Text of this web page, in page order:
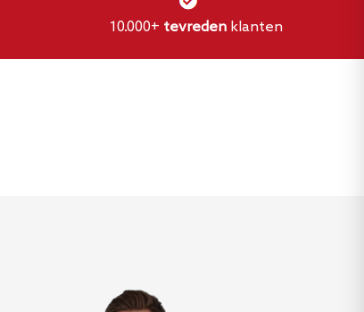
10.000+ tevredenklanten